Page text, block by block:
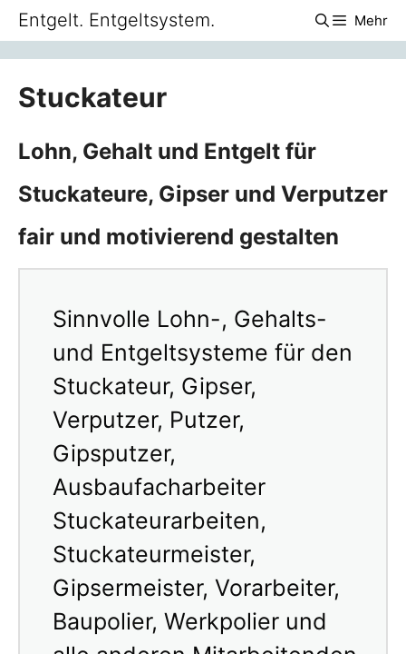
Zum
springen
Entgelt. Entgeltsystem. Mehr
Stuckateur
Lohn, Gehalt und Entgelt für
Stuckateure, Gipser und Verputzer
fair und motivierend gestalten
Sinnvolle Lohn-, Gehalts-
und Entgeltsysteme für den
Stuckateur, Gipser,
Verputzer, Putzer,
Gipsputzer,
Ausbaufacharbeiter
Stuckateurarbeiten,
Stuckateurmeister,
Gipsermeister, Vorarbeiter,
Baupolier, Werkpolier und